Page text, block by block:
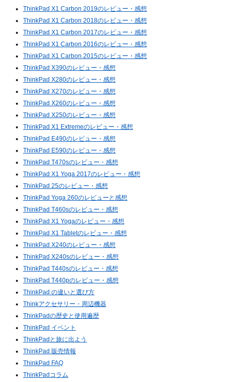
ThinkPad X1 Carbon 2019のレビュー・感想
ThinkPad X1 Carbon 2018のレビュー・感想
ThinkPad X1 Carbon 2017のレビュー・感想
ThinkPad X1 Carbon 2016のレビュー・感想
ThinkPad X1 Carbon 2015のレビュー・感想
ThinkPad X390のレビュー・感想
ThinkPad X280のレビュー・感想
ThinkPad X270のレビュー・感想
ThinkPad X260のレビュー・感想
ThinkPad X250のレビュー・感想
ThinkPad X1 Extremeのレビュー・感想
ThinkPad E490のレビュー・感想
ThinkPad E590のレビュー・感想
ThinkPad T470sのレビュー・感想
ThinkPad X1 Yoga 2017のレビュー・感想
ThinkPad 25のレビュー・感想
ThinkPad Yoga 260のレビューと感想
ThinkPad T460sのレビュー・感想
ThinkPad X1 Yogaのレビュー・感想
ThinkPad X1 Tabletのレビュー・感想
ThinkPad X240のレビュー・感想
ThinkPad X240sのレビュー・感想
ThinkPad T440sのレビュー・感想
ThinkPad T440pのレビュー・感想
ThinkPad の違いと選び方
Thinkアクセサリー・周辺機器
ThinkPadの歴史と使用遍歴
ThinkPad イベント
ThinkPadと旅に出よう
ThinkPad 販売情報
ThinkPad FAQ
ThinkPadコラム